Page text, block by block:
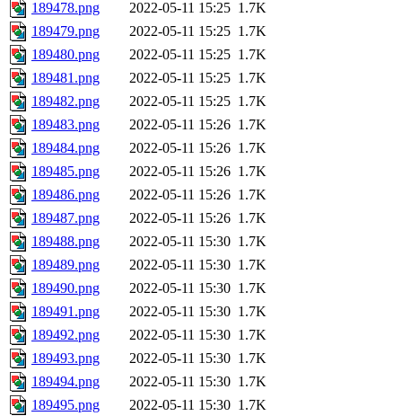
189478.png
2022-05-11 15:25 1.7K
189479.png
2022-05-11 15:25 1.7K
189480.png
2022-05-11 15:25 1.7K
189481.png
2022-05-11 15:25 1.7K
189482.png
2022-05-11 15:25 1.7K
189483.png
2022-05-11 15:26 1.7K
189484.png
2022-05-11 15:26 1.7K
189485.png
2022-05-11 15:26 1.7K
189486.png
2022-05-11 15:26 1.7K
189487.png
2022-05-11 15:26 1.7K
189488.png
2022-05-11 15:30 1.7K
189489.png
2022-05-11 15:30 1.7K
189490.png
2022-05-11 15:30 1.7K
189491.png
2022-05-11 15:30 1.7K
189492.png
2022-05-11 15:30 1.7K
189493.png
2022-05-11 15:30 1.7K
189494.png
2022-05-11 15:30 1.7K
189495.png
2022-05-11 15:30 1.7K